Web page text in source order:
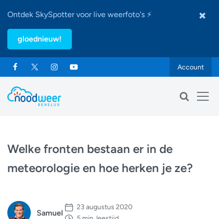
Ontdek SkySpotter voor live weerfoto's ⚡
gloednieuw!
Account
Welke fronten bestaan er in de
meteorologie en hoe herken je ze?
Samuel
23 augustus 2020